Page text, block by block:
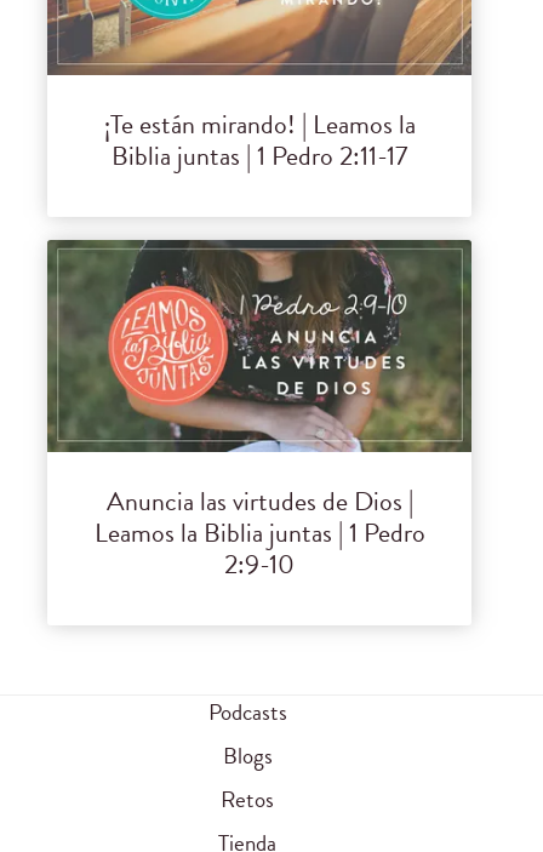
¡Te están mirando! | Leamos la
Biblia juntas | 1 Pedro 2:11-17
Anuncia las virtudes de Dios |
Leamos la Biblia juntas | 1 Pedro
2:9-10
Podcasts
Blogs
Retos
Tienda